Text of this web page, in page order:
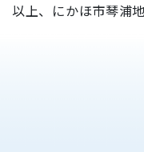
以上、にかほ市琴浦